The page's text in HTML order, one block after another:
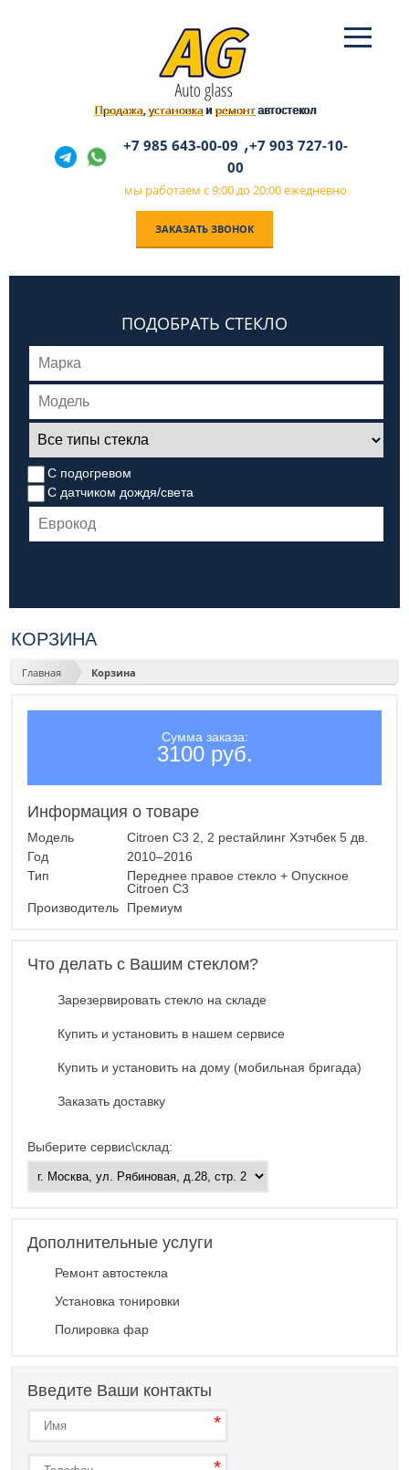
Продажа,установкаи ремонтавтостекол
+7 985 643-00-09 ,+7 903 727-10-
00
мы работаем с 9:00 до 20:00 ежедневно
ЗАКАЗАТЬ ЗВОНОК
ПОДОБРАТЬ СТЕКЛО
С подогревом
С датчиком дождя/света
КОРЗИНА
Главная Корзина
Сумма заказа:
3100 руб.
Информация о товаре
Модель
Citroen C3 2, 2 рестайлинг Хэтчбек 5 дв.
Год
2010–2016
Тип
Переднее правое стекло + Опускное
Citroen C3
Производитель
Премиум
Что делать с Вашим стеклом?
Зарезервировать стекло на складе
Купить и установить в нашем сервисе
Купить и установить на дому (мобильная бригада)
Заказать доставку
Выберите сервис\склад:
Дополнительные услуги
Ремонт автостекла
Установка тонировки
Полировка фар
Введите Ваши контакты